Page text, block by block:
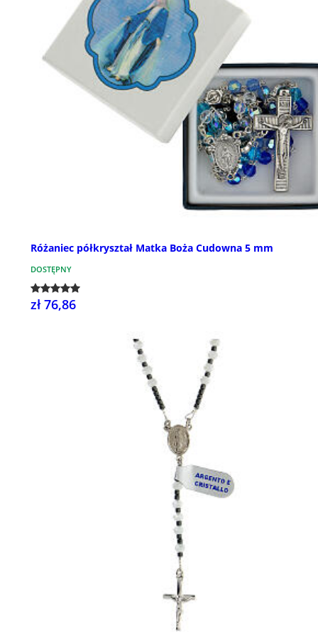
Różaniec półkryształ Matka Boża Cudowna 5 mm
DOSTĘPNY
zł 76,86